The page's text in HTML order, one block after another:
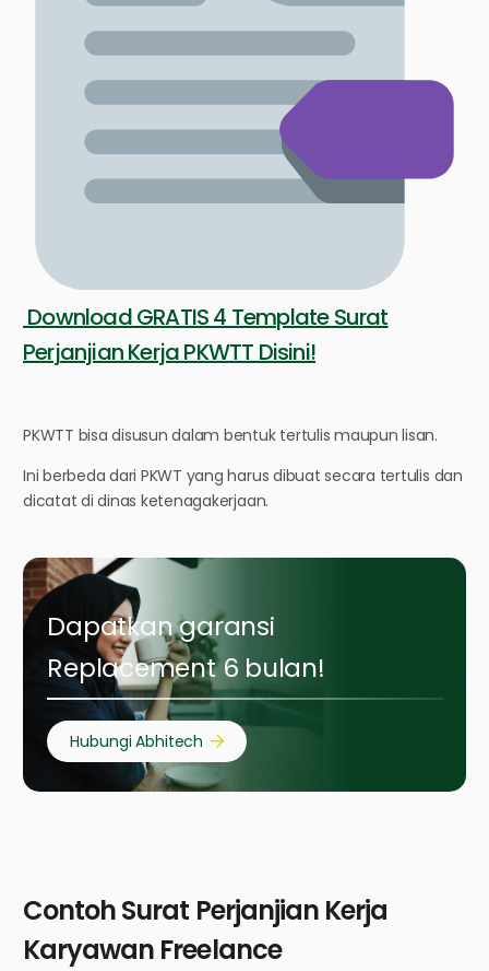
Download GRATIS 4 Template Surat
Perjanjian Kerja PKWTT Disini!
PKWTT bisa disusun dalam bentuk tertulis maupun lisan.
Ini berbeda dari PKWT yang harus dibuat secara tertulis dan
dicatat di dinas ketenagakerjaan.
Dapatkan garansi
Replacement 6 bulan!
Hubungi Abhitech
Contoh Surat Perjanjian Kerja
Karyawan Freelance